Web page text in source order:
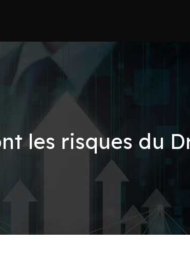
les risques du